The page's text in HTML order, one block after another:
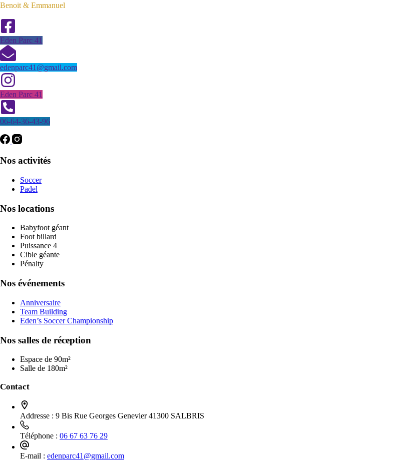
Benoit & Emmanuel
Eden Parc 41
edenparc41@gmail.com
Eden Parc 41
06-64-36-43-96
Nos activités
Soccer
Padel
Nos locations
Babyfoot géant
Foot billard
Puissance 4
Cible géante
Pénalty
Nos événements
Anniversaire
Team Building
Eden’s Soccer Championship
Nos salles de réception
Espace de 90m²
Salle de 180m²
Contact
Addresse : 9 Bis Rue Georges Genevier 41300 SALBRIS
Téléphone : 06 67 63 76 29
E-mail : edenparc41@gmail.com